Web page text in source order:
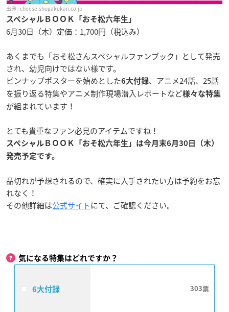
cheese.shogakukan.co.jp
スペシャルＢＯＯＫ「おそ松六年生」
6月30日（木）定価：1,700円（税込み）
あくまでも「おそ松さんスペシャルファンブック」として発売
され、幼児向けではない様です。
ピンナップポスターを始めとした6大付録、アニメ24話、25話
を振り返る特集やアニメ制作現場潜入レポートなど様々な特集
が組まれています！
とても貴重なファン必見のアイテムですね！
スペシャルＢＯＯＫ「おそ松六年生」は今月末6月30日（木）
発売予定です。
品切れが予想されるので、確実に入手されたい方は予約をお忘
れなく！
その他詳細は公式サイトにて、ご確認ください。
気になる特集はどれですか？
6大付録 303